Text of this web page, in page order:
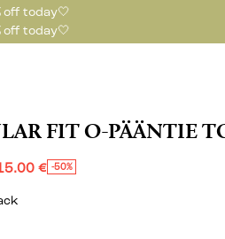
off today🤍
off today🤍
FIT O-PÄÄNTIE
€ -50%